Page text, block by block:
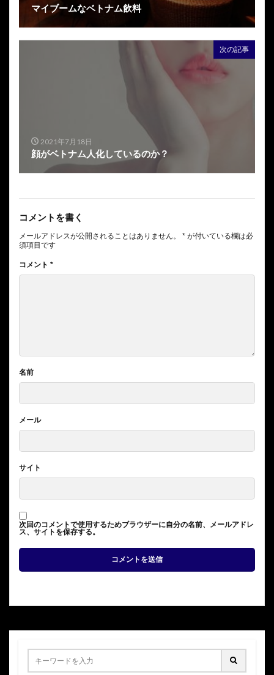
マイブームなベトナム飲料
次の記事
2021年7月18日
顔がベトナム人化しているのか？
コメントを書く
メールアドレスが公開されることはありません。 * が付いている欄は必
須項目です
コメント *
名前
メール
サイト
次回のコメントで使用するためブラウザーに自分の名前、メールアドレ
ス、サイトを保存する。